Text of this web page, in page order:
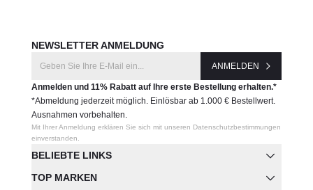
BELIEBTE LINKS
TOP MARKEN
NEWSLETTER ANMELDUNG
ANMELDEN
Anmelden und 11% Rabatt auf Ihre erste Bestellung erhalten.*
*Abmeldung jederzeit möglich. Einlösbar ab 1.000 € Bestellwert.
Ausnahmen vorbehalten.
Mit Ihrer Anmeldung erklären Sie sich mit unseren Datenschutzbestimmungen
einverstanden.